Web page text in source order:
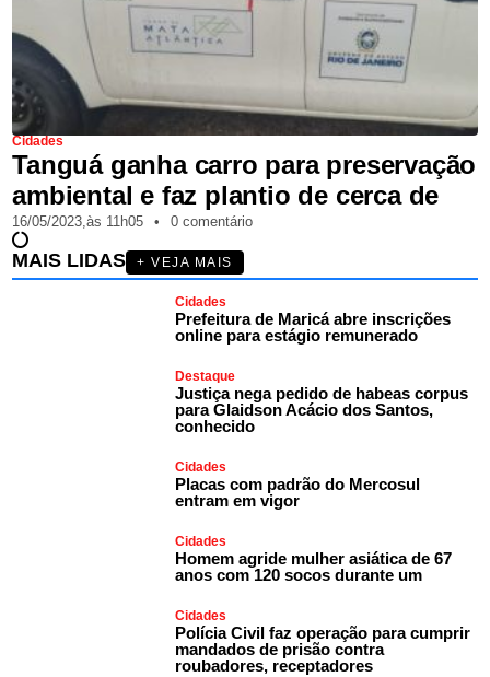
Cidades
Tanguá ganha carro para preservação
ambiental e faz plantio de cerca de
16/05/2023,às 11h05 • 0 comentário
MAIS LIDAS + VEJA MAIS
Cidades
Prefeitura de Maricá abre inscrições
online para estágio remunerado
Destaque
Justiça nega pedido de habeas corpus
para Glaidson Acácio dos Santos,
conhecido
Cidades
Placas com padrão do Mercosul
entram em vigor
Cidades
Homem agride mulher asiática de 67
anos com 120 socos durante um
Cidades
Polícia Civil faz operação para cumprir
mandados de prisão contra
roubadores, receptadores